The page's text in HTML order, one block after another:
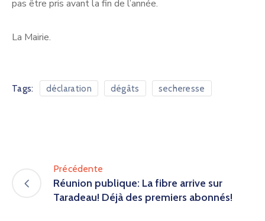
pas être pris avant la fin de l’année.
La Mairie.
Tags: déclaration dégâts secheresse
Précédente
Réunion publique: La fibre arrive sur
Taradeau! Déjà des premiers abonnés!